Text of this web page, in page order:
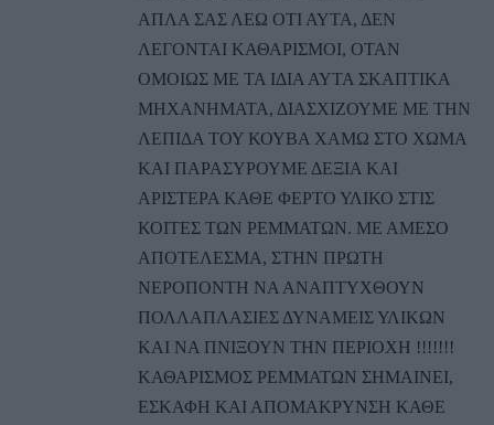
ΑΠΛΑ ΣΑΣ ΛΕΩ ΟΤΙ ΑΥΤΑ, ΔΕΝ
ΛΕΓΟΝΤΑΙ ΚΑΘΑΡΙΣΜΟΙ, ΟΤΑΝ
ΟΜΟΙΩΣ ΜΕ ΤΑ ΙΔΙΑ ΑΥΤΑ ΣΚΑΠΤΙΚΑ
ΜΗΧΑΝΗΜΑΤΑ, ΔΙΑΣΧΙΖΟΥΜΕ ΜΕ ΤΗΝ
ΛΕΠΙΔΑ ΤΟΥ ΚΟΥΒΑ ΧΑΜΩ ΣΤΟ ΧΩΜΑ
ΚΑΙ ΠΑΡΑΣΥΡΟΥΜΕ ΔΕΞΙΑ ΚΑΙ
ΑΡΙΣΤΕΡΑ ΚΑΘΕ ΦΕΡΤΟ ΥΛΙΚΟ ΣΤΙΣ
ΚΟΙΤΕΣ ΤΩΝ ΡΕΜΜΑΤΩΝ. ΜΕ ΑΜΕΣΟ
ΑΠΟΤΕΛΕΣΜΑ, ΣΤΗΝ ΠΡΩΤΗ
ΝΕΡΟΠΟΝΤΗ ΝΑ ΑΝΑΠΤΥΧΘΟΥΝ
ΠΟΛΛΑΠΛΑΣΙΕΣ ΔΥΝΑΜΕΙΣ ΥΛΙΚΩΝ
ΚΑΙ ΝΑ ΠΝΙΞΟΥΝ ΤΗΝ ΠΕΡΙΟΧΗ !!!!!!!
ΚΑΘΑΡΙΣΜΟΣ ΡΕΜΜΑΤΩΝ ΣΗΜΑΙΝΕΙ,
ΕΣΚΑΦΗ ΚΑΙ ΑΠΟΜΑΚΡΥΝΣΗ ΚΑΘΕ